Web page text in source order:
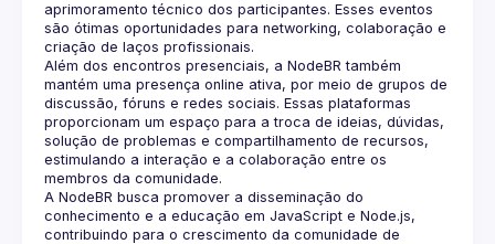
aprimoramento técnico dos participantes. Esses eventos
são ótimas oportunidades para networking, colaboração e
Além dos encontros presenciais, a NodeBR também
mantém uma presença online ativa, por meio de grupos de
discussão, fóruns e redes sociais. Essas plataformas
proporcionam um espaço para a troca de ideias, dúvidas,
solução de problemas e compartilhamento de recursos,
estimulando a interação e a colaboração entre os
A NodeBR busca promover a disseminação do
conhecimento e a educação em JavaScript e Node.js,
contribuindo para o crescimento da comunidade de